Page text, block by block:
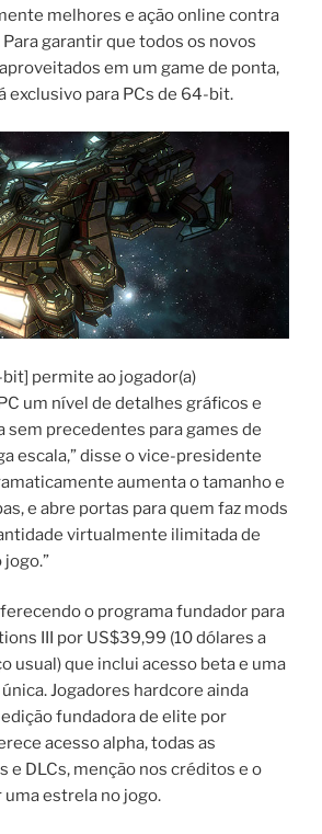
melhores e ação online contra
garantir que todos os novos
em um game de ponta,
exclusivo para PCs de 64-bit.
permite ao jogador(a)
um nível de detalhes gráficos e
sem precedentes para games de
escala,” disse o vice-presidente
aumenta o tamanho e
e abre portas para quem faz mods
virtualmente ilimitada de
o programa fundador para
III por US$39,99 (10 dólares a
usual) que inclui acesso beta e uma
Jogadores hardcore ainda
fundadora de elite por
acesso alpha, todas as
e DLCs, menção nos créditos e o
estrela no jogo.